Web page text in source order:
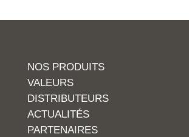
NOS PRODUITS
VALEURS
DISTRIBUTEURS
ACTUALITÉS
PARTENAIRES